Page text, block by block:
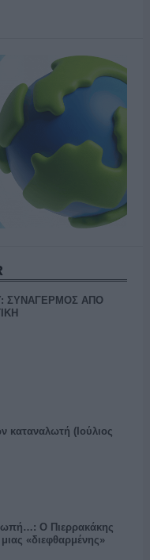
ΣΥΝΑΓΕΡΜΟΣ ΑΠΟ
καταναλωτή (Ιούλιος
Ο Πιερρακάκης
«διεφθαρμένης»